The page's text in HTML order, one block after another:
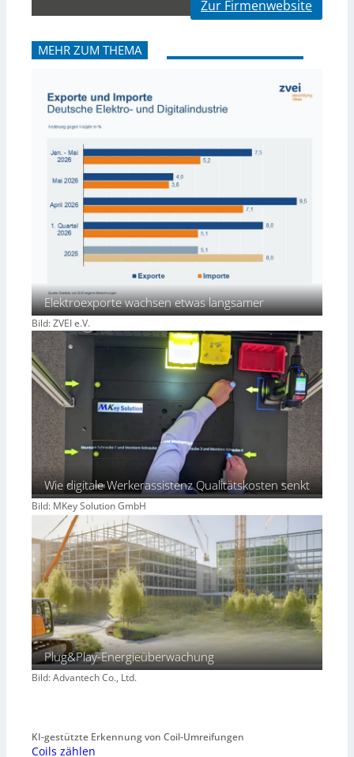
Zur Firmenwebsite
MEHR ZUM THEMA
Elektroexporte wachsen etwas langsamer
Bild: ZVEI e.V.
Wie digitale Werkerassistenz Qualitätskosten senkt
Bild: MKey Solution GmbH
Plug&Play-Energieüberwachung
Bild: Advantech Co., Ltd.
KI-gestützte Erkennung von Coil-Umreifungen
Coils zählen